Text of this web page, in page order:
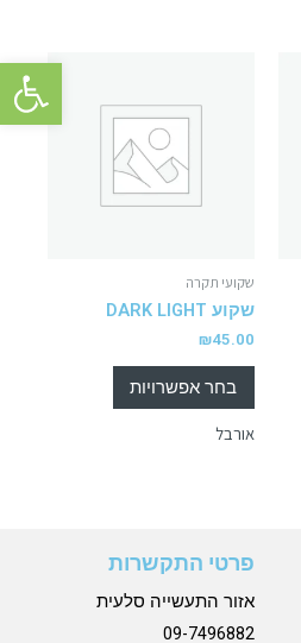
פתח
שקועי תקרה
שקוע DARK LIGHT
₪45.00
בחר אפשרויות
אורבל
פרטי התקשרות
אזור התעשייה סלעית
09-7496882